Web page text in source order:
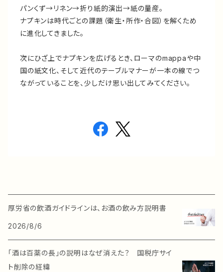
パンくず→リネン→折り紙的演出→紙の量産。
ナプキンは時代ごとの課題（衛生・所作・合図）を解くため
に進化してきました。
次にひざ上でナプキンを広げるとき、ローマのmappaや中
国の紙文化、そして近代のテーブルマナーが一本の線でつ
ながっていることを、少しだけ思い出してみてください。
厚労省の飲酒ガイドラインは、お酒の飲み方説明書
2026/8/6
「酒は百薬の長」の説明はなぜ消えた？ 国税庁サイ
ト削除の経緯